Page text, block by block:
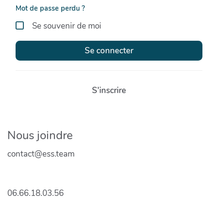
Mot de passe perdu ?
Se souvenir de moi
Se connecter
S'inscrire
Nous joindre
contact@ess.team
06.66.18.03.56